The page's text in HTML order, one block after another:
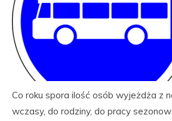
Co roku spora ilość osób wyjeżdża z
wczasy, do rodziny, do pracy